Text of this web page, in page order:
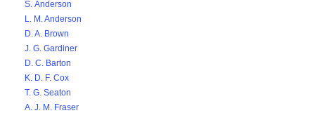
S. Anderson
L. M. Anderson
D. A. Brown
J. G. Gardiner
D. C. Barton
K. D. F. Cox
T. G. Seaton
A. J. M. Fraser